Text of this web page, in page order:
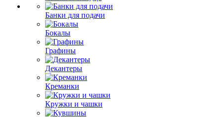
Банки для подачи
Бокалы
Графины
Декантеры
Креманки
Кружки и чашки